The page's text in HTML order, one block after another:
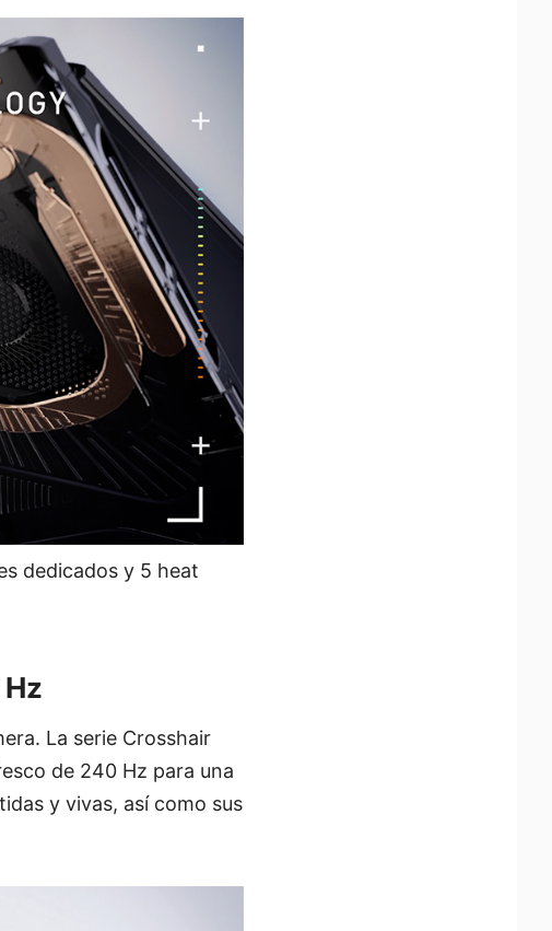
dedicados y 5 heat
La serie Crosshair
de 240 Hz para una
y vivas, así como sus